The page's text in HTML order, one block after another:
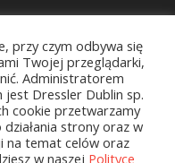
przy czym odbywa się
Twojej przeglądarki,
Administratorem
jest Dressler Dublin sp.
cookie przetwarzamy
strony oraz w
na temat celów oraz
w naszej Polityce